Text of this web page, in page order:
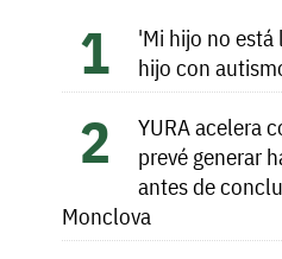
'Mi hijo no
hijo con
YURA acelera
prevé generar
antes de
Monclova